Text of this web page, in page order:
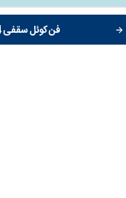
فن کوئل سقفی 4 طرفه